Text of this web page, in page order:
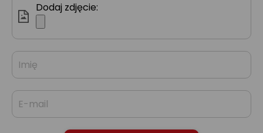
Dodaj zdjęcie: